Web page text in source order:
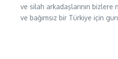
ve silah arkadaşlarının bizlere
ve bağımsız bir Türkiye için